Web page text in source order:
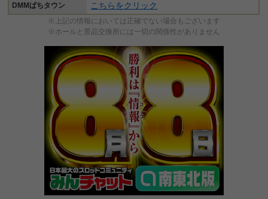
DMMぱちタウン
こちらをクリック
※上記の情報においては正確でない場合もございます
※ホールと景品交換所には一切の関係性がありません